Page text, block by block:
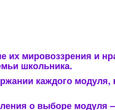
мировоззрения и
школьника.
каждого
о выборе модуля